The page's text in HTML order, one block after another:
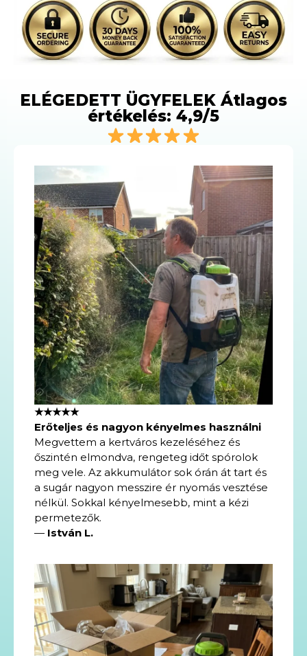
ELÉGEDETT ÜGYFELEK Átlagos
értékelés: 4,9/5
★★★★★
Erőteljes és nagyon kényelmes használni
Megvettem a kertváros kezeléséhez és
őszintén elmondva, rengeteg időt spórolok
meg vele. Az akkumulátor sok órán át tart és
a sugár nagyon messzire ér nyomás vesztése
nélkül. Sokkal kényelmesebb, mint a kézi
permetezők.
— István L.